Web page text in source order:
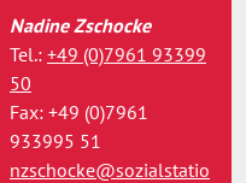
Nadine Zschocke
Tel.: +49 (0)7961 93399
50
Fax: +49 (0)7961
933995 51
nzschocke@sozialstatio